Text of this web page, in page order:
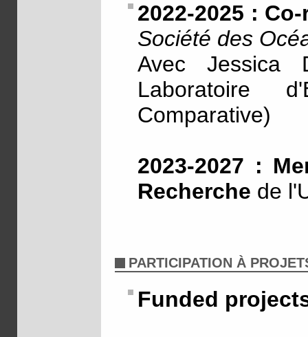
2022-2025 :
Société des
Avec Jessica
Laboratoire
Comparative)
2023-2027 :
Recherche de
PARTICIPATION À
Funded